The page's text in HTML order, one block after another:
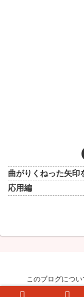
曲がりくねった矢印
応用編
このブログについ